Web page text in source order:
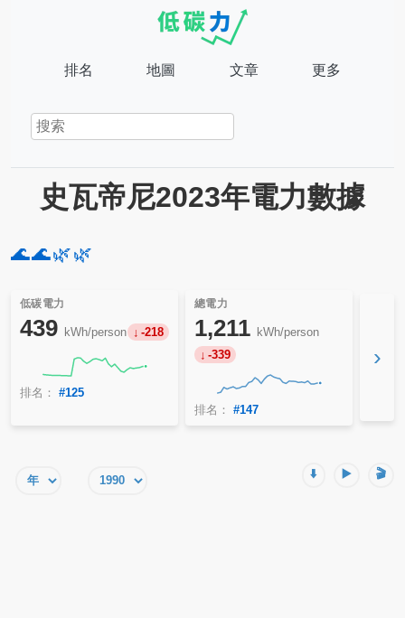
排名 地圖 文章 更多
史瓦帝尼2023年電力數據
🌊🌊🌿🌿
低碳電力
439 kWh/person -218
排名： #125
總電力
1,211 kWh/person
-339
排名： #147
›
⬇️ ▶️ 🎬